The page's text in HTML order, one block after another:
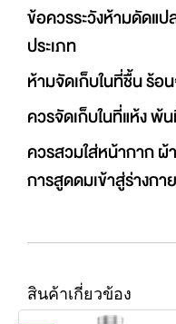
ข้อควรระวังห้ามดัดแ
ประเภท
ห้ามจัดเก็บในที่ชื้น ร้อ
ควรจัดเก็บในที่แห้ง พ้
ควรสวมใส่หน้ากาก
การสูดดมเข้าสู่ร่างก
สินค้าเกี่ยวข้อง